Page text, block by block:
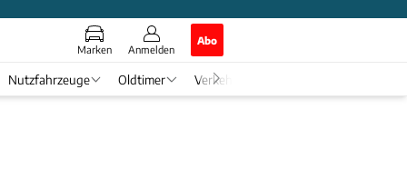
Marken Anmelden
Abo
Nutzfahrzeuge Oldtimer Verkehr